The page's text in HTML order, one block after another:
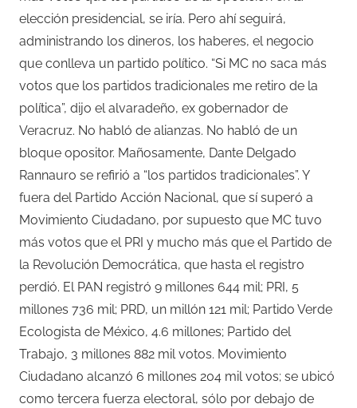
elección presidencial, se iría. Pero ahí seguirá,
administrando los dineros, los haberes, el negocio
que conlleva un partido político. “Si MC no saca más
votos que los partidos tradicionales me retiro de la
política”, dijo el alvaradeño, ex gobernador de
Veracruz. No habló de alianzas. No habló de un
bloque opositor. Mañosamente, Dante Delgado
Rannauro se refirió a “los partidos tradicionales”. Y
fuera del Partido Acción Nacional, que sí superó a
Movimiento Ciudadano, por supuesto que MC tuvo
más votos que el PRI y mucho más que el Partido de
la Revolución Democrática, que hasta el registro
perdió. El PAN registró 9 millones 644 mil; PRI, 5
millones 736 mil; PRD, un millón 121 mil; Partido Verde
Ecologista de México, 4.6 millones; Partido del
Trabajo, 3 millones 882 mil votos. Movimiento
Ciudadano alcanzó 6 millones 204 mil votos; se ubicó
como tercera fuerza electoral, sólo por debajo de